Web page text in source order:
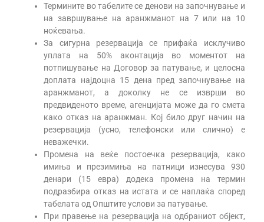
Термините во табелите се денови на започнување и
на завршување на аранжманот на 7 или на 10
ноќевања.
За сигурна резервација се прифаќа исклучиво
уплата на 50% аконтација во моментот на
потпишување на Договор за патување, и целосна
доплата најдоцна 15 дена пред започнување на
аранжманот, а доколку не се изврши во
предвиденото време, агенцијата може да го смета
како отказ на аранжман. Кој било друг начин на
резервација (усно, телефонски или слично) е
неважечки.
Промена на веќе постоечка резервација, како
имиња и презимиња на патници изнесува 930
денари (15 евра) додека промена на термин
подразбира отказ на истата и се наплаќа според
табелата од Општите услови за патување.
При правење на резервација на одбраниот објект,